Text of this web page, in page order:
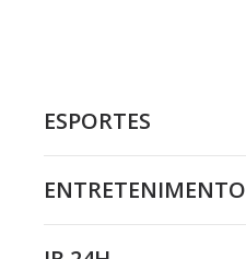
ESPORTES
ENTRETENIMENTO